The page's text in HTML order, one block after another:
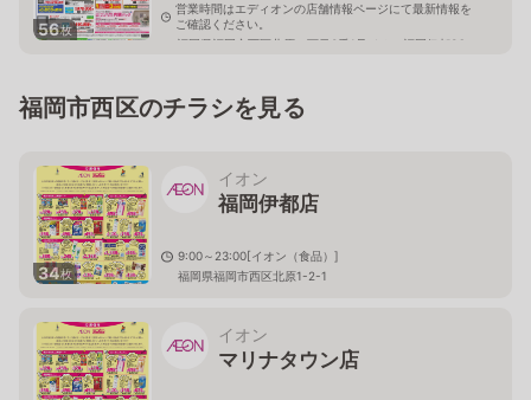
56枚
営業時間はエディオンの店舗情報ページにて最新情報を
ご確認ください。
福岡県福岡市西区北原一丁目3番1号イオン福岡伊都SC
福岡市西区のチラシを見る
34枚
イオン
福岡伊都店
9:00～23:00[イオン（食品）]
福岡県福岡市西区北原1-2-1
イオン
マリナタウン店